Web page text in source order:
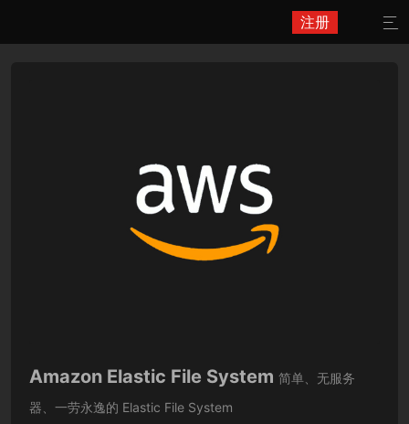
注册 
Amazon Elastic File System 简单、无服务
器、一劳永逸的 Elastic File System